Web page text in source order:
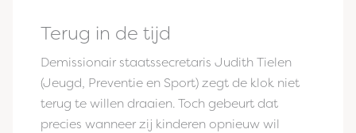
Terug in de tijd
Demissionair staatssecretaris Judith Tielen
(Jeugd, Preventie en Sport) zegt de klok niet
terug te willen draaien. Toch gebeurt dat
precies wanneer zij kinderen opnieuw wil